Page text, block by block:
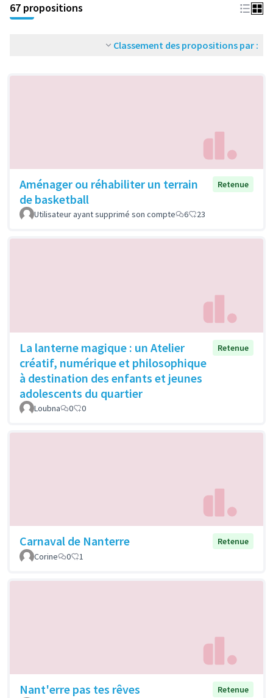
67 propositions
Classement des propositions par :
Aménager ou réhabiliter un terrain
de basketball
Retenue
Utilisateur ayant supprimé son compte 6 23
La lanterne magique : un Atelier
créatif, numérique et philosophique
à destination des enfants et jeunes
adolescents du quartier
Retenue
Loubna 0 0
Carnaval de Nanterre
Retenue
Corine
0 1
Nant'erre pas tes rêves
Retenue